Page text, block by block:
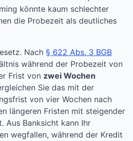
könnte kaum schlechter
die Probezeit als deutliches
Nach § 622 Abs. 3 BGB
während der Probezeit von
Frist von zwei Wochen
Sie das mit der
von vier Wochen nach
längeren Fristen mit steigender
Aus Banksicht kann Ihr
wegfallen, während der Kredit